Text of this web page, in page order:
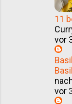
11
vor
vor